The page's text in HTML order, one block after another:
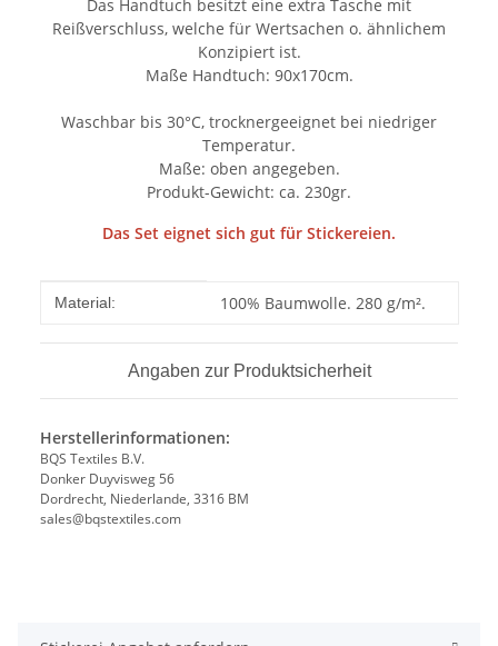
Das Handtuch besitzt eine extra Tasche mit
Reißverschluss, welche für Wertsachen o. ähnlichem
Konzipiert ist.
Maße Handtuch: 90x170cm.
Waschbar bis 30°C, trocknergeeignet bei niedriger
Temperatur.
Maße: oben angegeben.
Produkt-Gewicht: ca. 230gr.
Das Set eignet sich gut für Stickereien.
Produkteigenschaft
Wert
Material: 100% Baumwolle. 280 g/m².
Angaben zur Produktsicherheit
Herstellerinformationen:
BQS Textiles B.V.
Donker Duyvisweg 56
Dordrecht, Niederlande, 3316 BM
sales@bqstextiles.com